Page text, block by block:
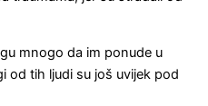
mnogo da im ponude u
od tih ljudi su još uvijek pod